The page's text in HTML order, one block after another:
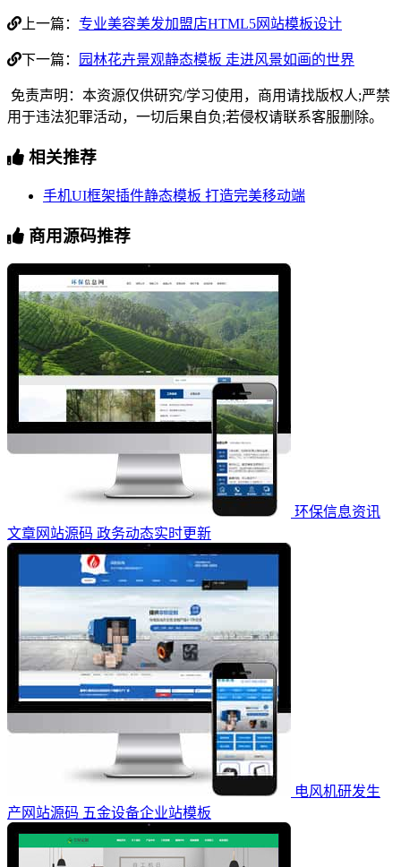
上一篇： 专业美容美发加盟店HTML5网站模板设计
下一篇： 园林花卉景观静态模板 走进风景如画的世界
免责声明：本资源仅供研究/学习使用，商用请找版权人;严禁
用于违法犯罪活动，一切后果自负;若侵权请联系客服删除。
相关推荐
手机UI框架插件静态模板 打造完美移动端
商用源码推荐
环保信息资讯
文章网站源码 政务动态实时更新
电风机研发生
产网站源码 五金设备企业站模板